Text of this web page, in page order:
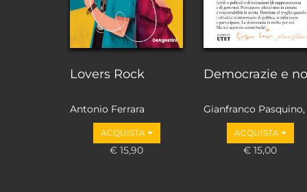
Lovers Rock
Antonio Ferrara
ACQUISTA
€ 15,90
Democrazie e no
Gianfranco Pasquino,
Marco Valbruzzi
ACQUISTA
€ 15,00